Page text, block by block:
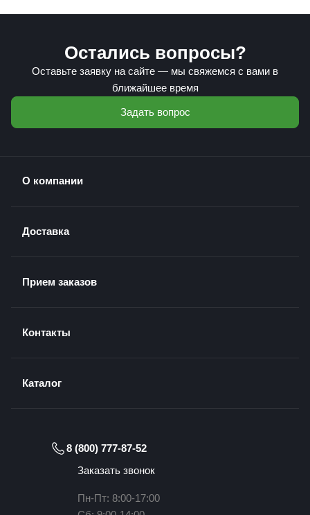
Остались вопросы?
Оставьте заявку на сайте — мы свяжемся с вами в
ближайшее время
Задать вопрос
О компании
Доставка
Прием заказов
Контакты
Каталог
8 (800) 777-87-52
Заказать звонок
Пн-Пт: 8:00-17:00